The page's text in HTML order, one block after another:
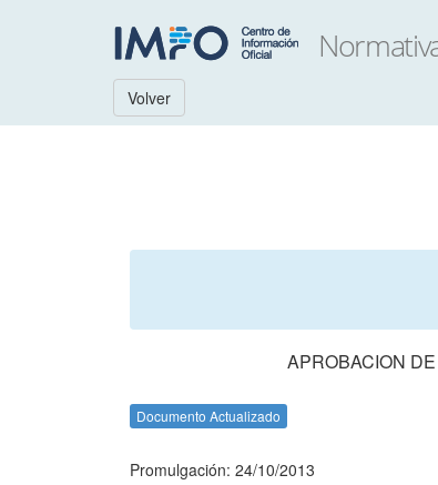
Volver
APROBACION
Documento Actualizado
Promulgación: 24/10/2013